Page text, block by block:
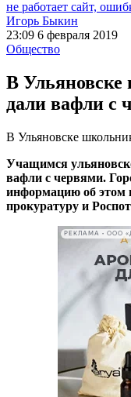
не работает сайт,
Игорь Быкин
23:09 6 февраля 2019
Общество
В Ульяновске
дали вафли с
В Ульяновске
Учащимся
вафли с червями.
информацию об этом
прокуратуру и
РЕКЛАМА • ООО